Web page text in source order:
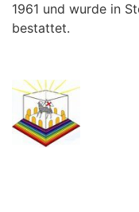
1961 und wurde in
bestattet.